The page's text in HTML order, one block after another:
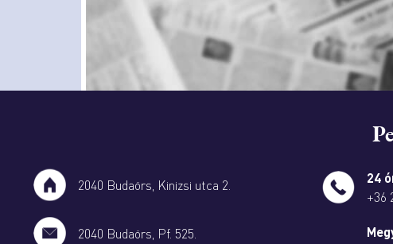
2040 Budaörs, Kinizsi utca 2.
2040 Budaörs, Pf. 525.
24
+36